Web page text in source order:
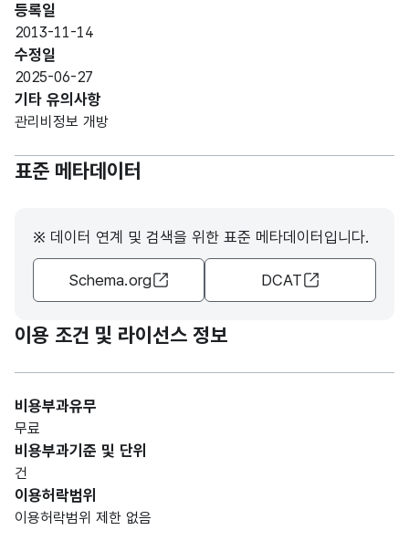
등록일
2013-11-14
수정일
2025-06-27
기타 유의사항
관리비정보 개방
표준 메타데이터
※ 데이터 연계 및 검색을 위한 표준 메타데이터입니다.
Schema.org DCAT
이용 조건 및 라이선스 정보
비용부과유무
무료
비용부과기준 및 단위
건
이용허락범위
이용허락범위 제한 없음